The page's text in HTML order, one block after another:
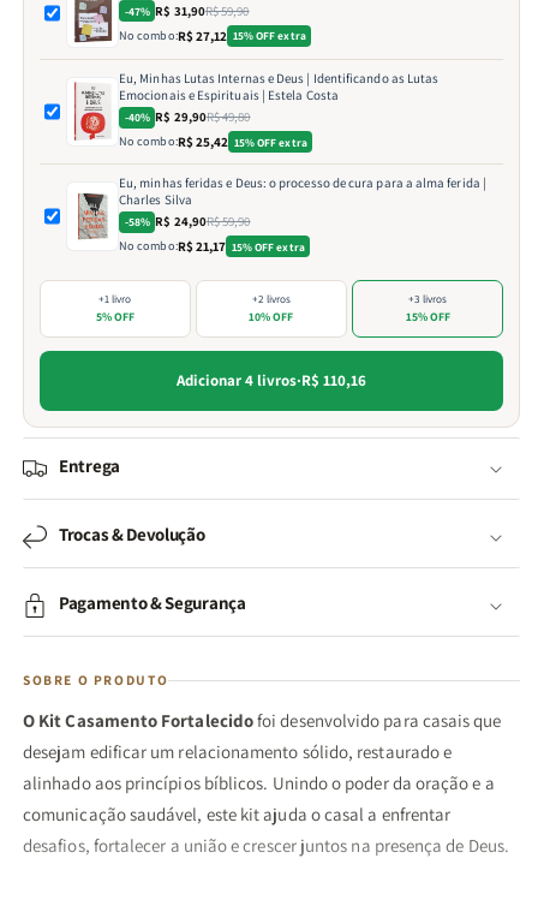
-47% R$ 31,90R$ 59,90
No combo:R$ 27,12 15% OFF extra
Eu, Minhas Lutas Internas e Deus | Identificando as Lutas
Emocionais e Espirituais | Estela Costa
-40% R$ 29,90R$ 49,80
No combo:R$ 25,42 15% OFF extra
Eu, minhas feridas e Deus: o processo de cura para a alma ferida |
Charles Silva
-58% R$ 24,90R$ 59,90
No combo:R$ 21,17 15% OFF extra
+1 livro
5% OFF
+2 livros
10% OFF
+3 livros
15% OFF
Adicionar 4 livros·R$ 110,16
Entrega
Trocas & Devolução
Pagamento & Segurança
SOBRE O PRODUTO
O Kit Casamento Fortalecidofoi desenvolvido para casais que
desejam edificar um relacionamento sólido, restaurado e
alinhado aos princípios bíblicos. Unindo o poder da oração e a
comunicação saudável, este kit ajuda o casal a enfrentar
desafios, fortalecer a união e crescer juntos na presença de Deus.